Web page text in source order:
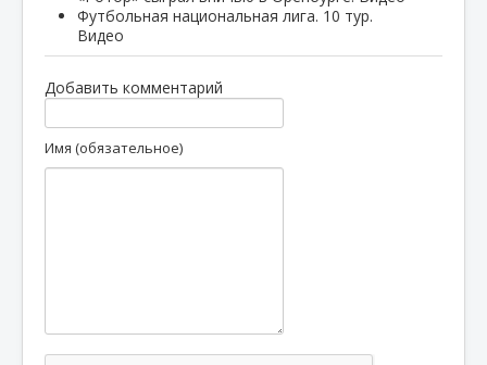
Футбольная национальная лига. 10 тур.
Видео
Добавить комментарий
Имя (обязательное)